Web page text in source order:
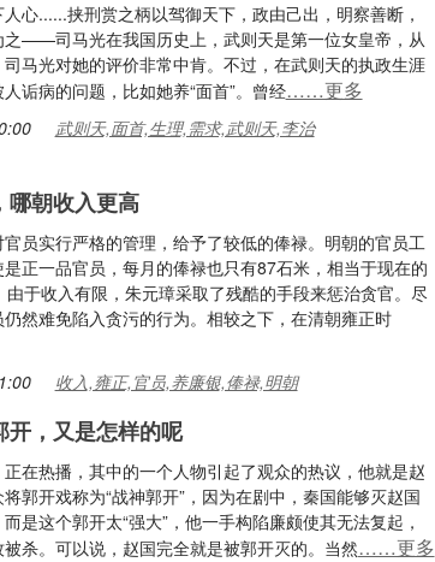
心......挟刑赏之柄以驾御天下，政由己出，明察善断，
之——司马光在我国历史上，武则天是第一位女皇帝，从
马光对她的评价非常中肯。不过，在武则天的执政生涯
诟病的问题，比如她养“面首”。曾经……更多
武则天,面首,生理,需求,武则天,李治
哪朝收入更高
员实行严格的管理，给予了较低的俸禄。明朝的官员工
正一品官员，每月的俸禄也只有87石米，相当于现在的
于收入有限，朱元璋采取了残酷的手段来惩治贪官。尽
然难免陷入贪污的行为。相较之下，在清朝雍正时
收入,雍正,官员,养廉银,俸禄,明朝
开，又是怎样的呢
在热播，其中的一个人物引起了观众的热议，他就是赵
郭开戏称为“战神郭开”，因为在剧中，秦国能够灭赵国
是这个郭开太“强大”，他一手构陷廉颇使其无法复起，
杀。可以说，赵国完全就是被郭开灭的。当然……更多